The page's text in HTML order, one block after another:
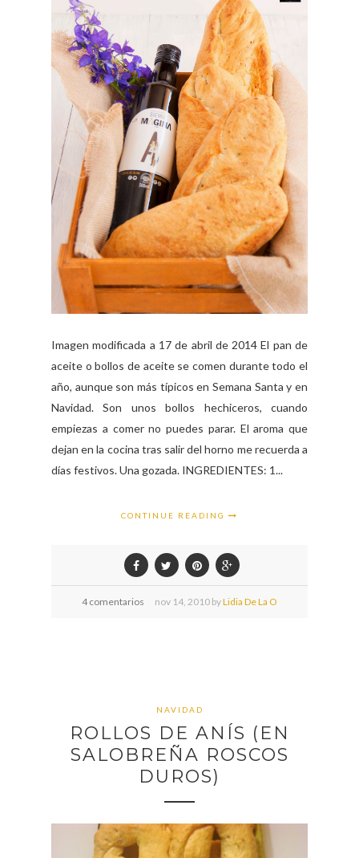
Imagen modificada a 17 de abril de 2014 El pan de
aceite o bollos de aceite se comen durante todo el
año, aunque son más típicos en Semana Santa y en
Navidad. Son unos bollos hechiceros, cuando
empiezas a comer no puedes parar. El aroma que
dejan en la cocina tras salir del horno me recuerda a
días festivos. Una gozada. INGREDIENTES: 1...
CONTINUE READING
4 comentarios nov 14, 2010 byLidia De La O
NAVIDAD
ROLLOS DE ANÍS (EN
SALOBREÑA ROSCOS
DUROS)